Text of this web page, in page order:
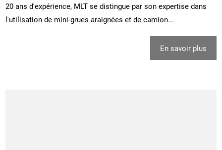
20 ans d'expérience, MLT se distingue par son expertise dans
l'utilisation de mini-grues araignées et de camion...
En savoir plus